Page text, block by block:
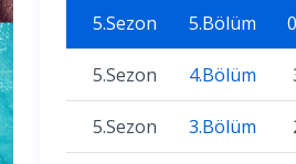
5.Sezon 5.Bölüm
5.Sezon 4.Bölüm
5.Sezon 3.Bölüm